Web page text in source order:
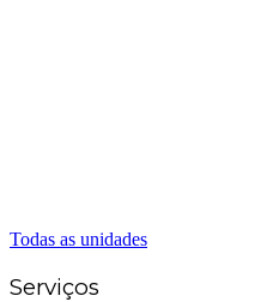
Todas as unidades
Serviços